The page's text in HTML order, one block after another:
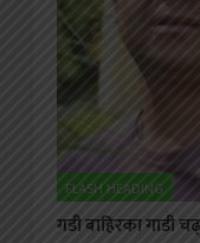
FLASH HEADING
गडी बाहिरका गाडी